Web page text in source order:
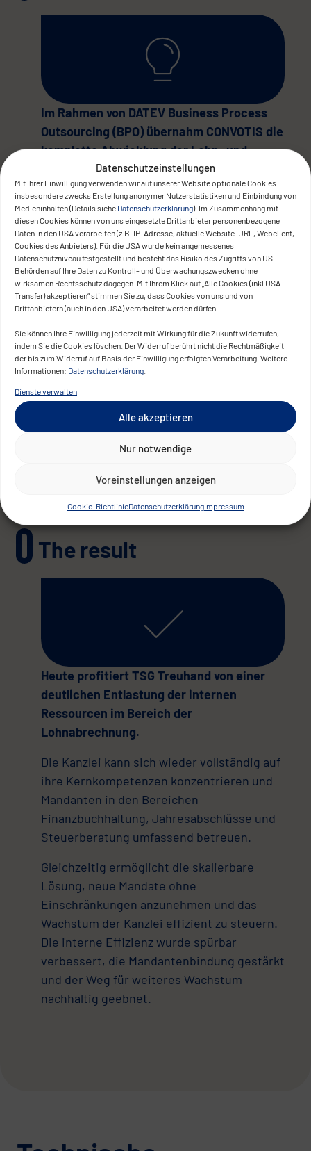
Datenschutzeinstellungen
Mit Ihrer Einwilligung verwenden wir auf unserer Website optionale Cookies
insbesondere zwecks Erstellung anonymer Nutzerstatistiken und Einbindung von
Medieninhalten (Details siehe Datenschutzerklärung). Im Zusammenhang mit
diesen Cookies können von uns eingesetzte Drittanbieter personenbezogene
Daten in den USA verarbeiten (z.B. IP-Adresse, aktuelle Website-URL, Webclient,
Cookies des Anbieters). Für die USA wurde kein angemessenes
Datenschutzniveau festgestellt und besteht das Risiko des Zugriffs von US-
Behörden auf Ihre Daten zu Kontroll- und Überwachungszwecken ohne
wirksamen Rechtsschutz dagegen. Mit Ihrem Klick auf „Alle Cookies (inkl USA-
Transfer) akzeptieren“ stimmen Sie zu, dass Cookies von uns und von
Drittanbietern (auch in den USA) verarbeitet werden dürfen.
Sie können Ihre Einwilligung jederzeit mit Wirkung für die Zukunft widerrufen,
indem Sie die Cookies löschen. Der Widerruf berührt nicht die Rechtmäßigkeit
der bis zum Widerruf auf Basis der Einwilligung erfolgten Verarbeitung. Weitere
Informationen: Datenschutzerklärung
Dienste verwalten
Alle akzeptieren
Nur notwendige
Voreinstellungen anzeigen
Cookie-RichtlinieDatenschutzerklärungImpressum
Im Rahmen von DATEV Business Process
Outsourcing (BPO) übernahm CONVOTIS die
komplette Abwicklung der Lohn- und
Gehaltsabrechnung für die Mandanten von
TSG Treuhand.
Die spezialisierten Lohnsachbearbeiter von
CONVOTIS arbeiten dabei direkt in der
DATEV-Systemlandschaft der Kanzlei,
sodass Prozesse ohne Medienbrüche, mit
voller Transparenz und unter Einhaltung
aller Compliance-Anforderungen ablaufen.
Durch eine enge Abstimmung zwischen
dem Kanzleiteam und den Experten von
CONVOTIS wurde eine nahtlose Integration
realisiert. Die Lösung ist vollständig
skalierbar und ermöglicht es der Kanzlei,
flexibel auf Mandantenwachstum zu
reagieren, ohne interne Strukturen
verändern zu müssen.
The result
Heute profitiert TSG Treuhand von einer
deutlichen Entlastung der internen
Ressourcen im Bereich der
Lohnabrechnung.
Die Kanzlei kann sich wieder vollständig auf
ihre Kernkompetenzen konzentrieren und
Mandanten in den Bereichen
Finanzbuchhaltung, Jahresabschlüsse und
Steuerberatung umfassend betreuen.
Gleichzeitig ermöglicht die skalierbare
Lösung, neue Mandate ohne
Einschränkungen anzunehmen und das
Wachstum der Kanzlei effizient zu steuern.
Die interne Effizienz wurde spürbar
verbessert, die Mandantenbindung gestärkt
und der Weg für weiteres Wachstum
nachhaltig geebnet.